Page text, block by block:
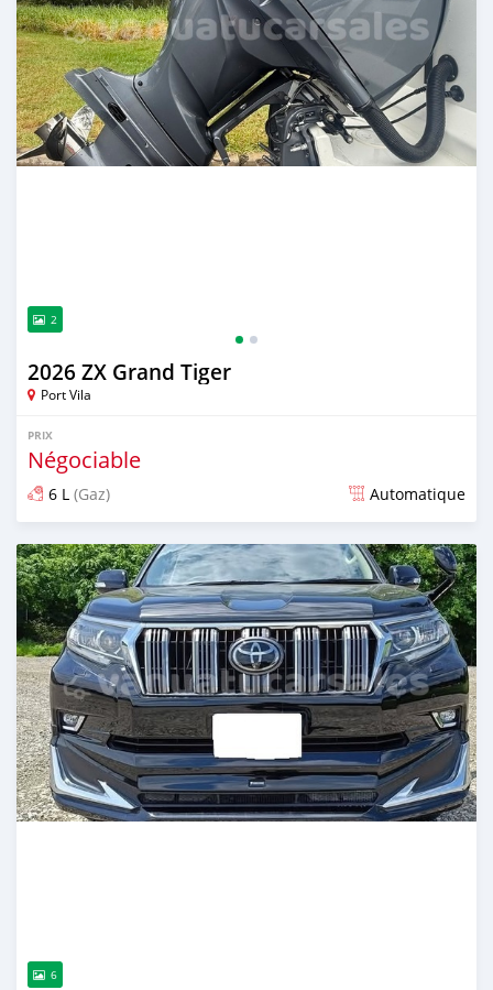
2
2026 ZX Grand Tiger
Port Vila
PRIX
Négociable
6 L (Gaz) Automatique
Publié il y a 12 jours
6